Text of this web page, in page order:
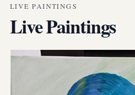
LIVE PAINTINGS
Live Paintings